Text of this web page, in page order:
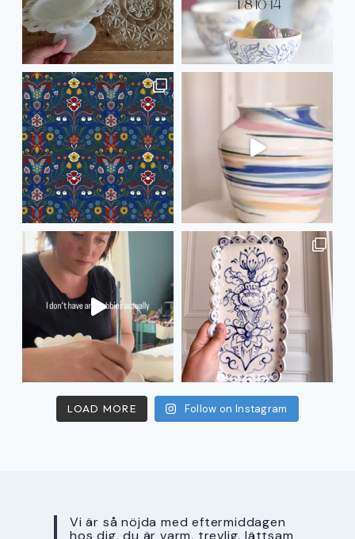
LOAD MORE Follow on Instagram
Vi är så nöjda med eftermiddagen
hos dig, du är varm, trevlig, lättsam